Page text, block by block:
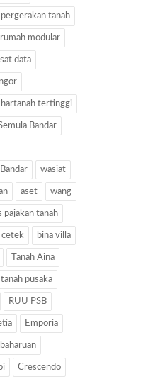
pergerakan tanah
rumah modular
data
hartanah tertinggi
Bandar
wasiat
aset wang
pajakan tanah
cetek bina villa
Tanah Aina
tanah pusaka
RUU PSB
Emporia
Crescendo